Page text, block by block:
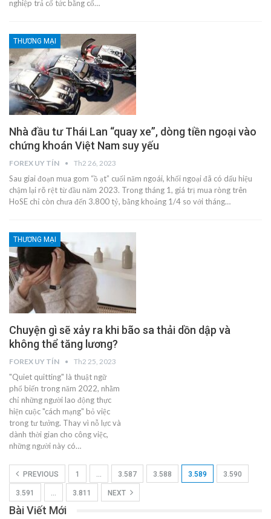
nghiệp trả cổ tức bằng cổ…
THƯƠNG MẠI
Nhà đầu tư Thái Lan “quay xe”, dòng tiền ngoại vào
chứng khoán Việt Nam suy yếu
FOREX UY TÍN Th2 26, 2023
Sau giai đoạn mua gom “ồ ạt” cuối năm ngoái, khối ngoại đã có dấu hiệu
chậm lại rõ rệt từ đầu năm 2023. Trong tháng 1, giá trị mua ròng trên
HoSE chỉ còn chưa đến 3.800 tỷ, bằng khoảng 1/4 so với tháng…
THƯƠNG MẠI
Chuyện gì sẽ xảy ra khi bão sa thải dồn dập và
không thể tăng lương?
FOREX UY TÍN Th2 25, 2023
"Quiet quitting" là thuật ngữ
phổ biến trong năm 2022, nhằm
chỉ những người lao động thực
hiện cuộc "cách mạng" bỏ việc
trong tư tưởng. Thay vì nỗ lực và
dành thời gian cho công việc,
những người này có…
PREVIOUS 1 … 3.587 3.588 3.589 3.590
3.591 … 3.811 NEXT
Bài Viết Mới